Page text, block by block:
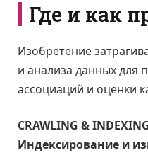
Где и как
Изобретение
и анализа данных для
ассоциаций и оценки
CRAWLING &
Индексирование и